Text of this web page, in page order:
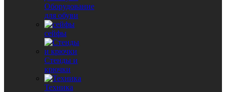
Оборудование
для обуви
сейфы
Стенды и
крючки
Техника